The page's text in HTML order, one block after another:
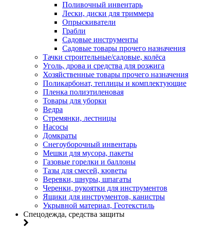
Поливочный инвентарь
Лески, диски для триммера
Опрыскиватели
Грабли
Садовые инструменты
Садовые товары прочего назначения
Тачки строительные/садовые, колёса
Уголь, дрова и средства для розжига
Хозяйственные товары прочего назначения
Поликарбонат, теплицы и комплектующие
Пленка полиэтиленовая
Товары для уборки
Ведра
Стремянки, лестницы
Насосы
Домкраты
Снегоуборочный инвентарь
Мешки для мусора, пакеты
Газовые горелки и баллоны
Тазы для смесей, кюветы
Веревки, шнуры, шпагаты
Черенки, рукоятки для инструментов
Ящики для инструментов, канистры
Укрывной материал, Геотекстиль
Спецодежда, средства защиты